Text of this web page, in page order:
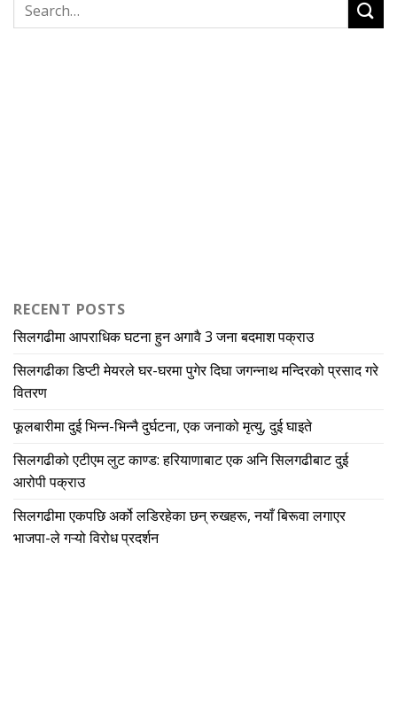
RECENT POSTS
सिलगढीमा आपराधिक घटना हुन अगावै 3 जना बदमाश पक्राउ
सिलगढीका डिप्टी मेयरले घर-घरमा पुगेर दिघा जगन्नाथ मन्दिरको प्रसाद गरे
वितरण
फूलबारीमा दुई भिन्न-भिन्नै दुर्घटना, एक जनाको मृत्यु, दुई घाइते
सिलगढीको एटीएम लुट काण्ड: हरियाणाबाट एक अनि सिलगढीबाट दुई
आरोपी पक्राउ
सिलगढीमा एकपछि अर्को लडिरहेका छन् रुखहरू, नयाँ बिरूवा लगाएर
भाजपा-ले गऱ्यो विरोध प्रदर्शन